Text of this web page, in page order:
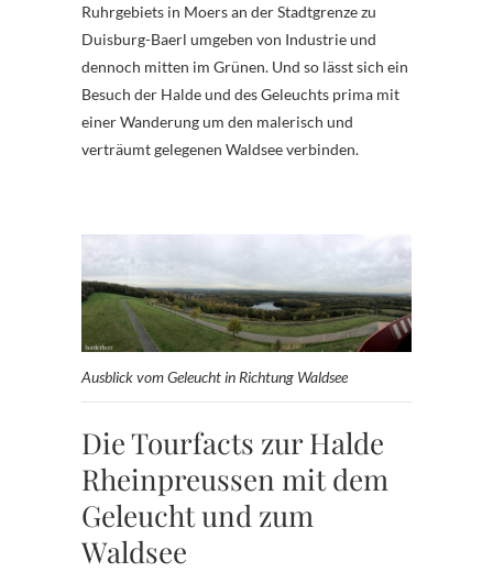
Ruhrgebiets in Moers an der Stadtgrenze zu
Duisburg-Baerl umgeben von Industrie und
dennoch mitten im Grünen. Und so lässt sich ein
Besuch der Halde und des Geleuchts prima mit
einer Wanderung um den malerisch und
verträumt gelegenen Waldsee verbinden.
Ausblick vom Geleucht in Richtung Waldsee
Die Tourfacts zur Halde
Rheinpreussen mit dem
Geleucht und zum
Waldsee